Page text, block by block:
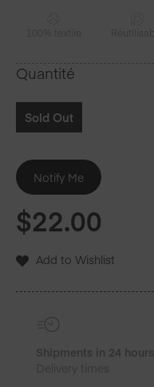
Quantité
Sold Out
$22.00
Add to Wishlist
Shipments in 24 hours
Delivery times